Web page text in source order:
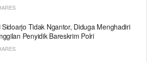
Sidoarjo Tidak Ngantor, Diduga Menghadiri
Penyidik Bareskrim Polri